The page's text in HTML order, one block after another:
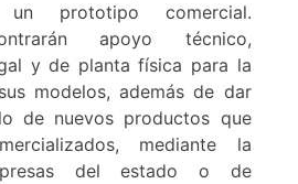
prototipo comercial.
apoyo técnico,
y de planta física para la
modelos, además de dar
de nuevos productos que
mediante la
del estado o de